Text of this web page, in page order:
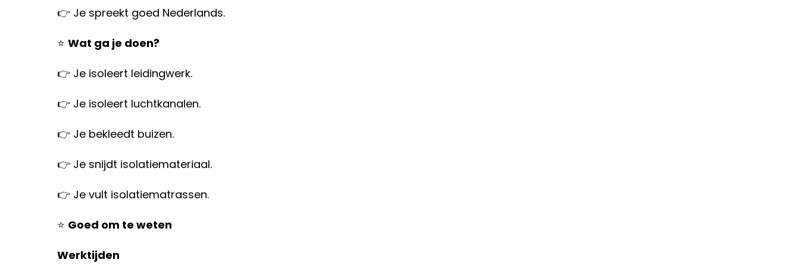
👉 Je spreekt goed Nederlands.
⭐ Wat ga je doen?
👉 Je isoleert leidingwerk.
👉 Je isoleert luchtkanalen.
👉 Je bekleedt buizen.
👉 Je snijdt isolatiemateriaal.
👉 Je vult isolatiematrassen.
⭐ Goed om te weten
Werktijden